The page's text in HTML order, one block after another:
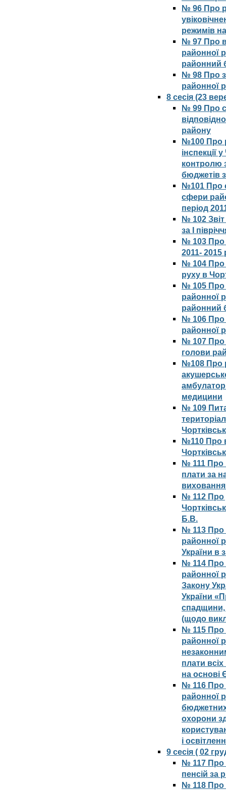
№ 96 Про
режимів
№ 97 Про
районної
районний
№ 98 Про
районної
8 сесія (23
№ 99 Про
району
№100 Про
інспекції
контролю
бюджетів
№101 Про
сфери
період
№ 102
за І
№ 103 Про
2011- 2015
№ 104 Про
руху в
№ 105 Про
районної
районний
№ 106 Про
районної
№ 107 Про
голови
№108 Про
медицини
№ 109
№110 Про
№ 111 Про
плати за
виховання
№ 112 Про
Б.В.
№ 113 Про
районної
України в
№ 114 Про
районної
Закону
України
спадщини,
(щодо
№ 115 Про
районної
плати
на основі
№ 116 Про
районної
бюджетних
охорони
і
9 сесія ( 02
№ 117 Про
пенсій за
№ 118 Про